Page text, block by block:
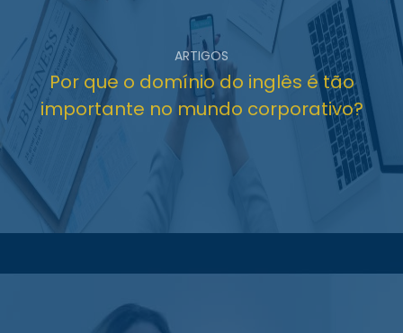
ARTIGOS
Por que o domínio do inglês é tão
importante no mundo corporativo?